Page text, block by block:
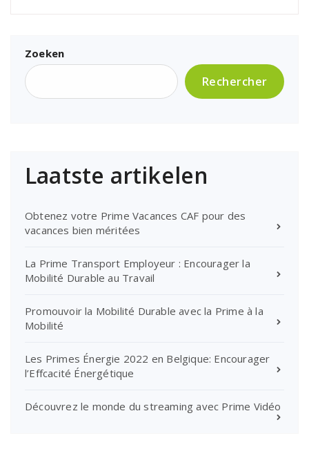
Zoeken
Rechercher
Laatste artikelen
Obtenez votre Prime Vacances CAF pour des
vacances bien méritées
La Prime Transport Employeur : Encourager la
Mobilité Durable au Travail
Promouvoir la Mobilité Durable avec la Prime à la
Mobilité
Les Primes Énergie 2022 en Belgique: Encourager
l’Effcacité Énergétique
Découvrez le monde du streaming avec Prime Vidéo